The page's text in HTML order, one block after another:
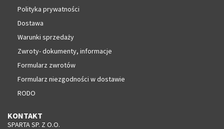
Polityka prywatności
Dostawa
Warunki sprzedaży
Zwroty- dokumenty, informacje
Formularz zwrotów
Formularz niezgodności w dostawie
RODO
KONTAKT
SPARTA SP. Z O.O.